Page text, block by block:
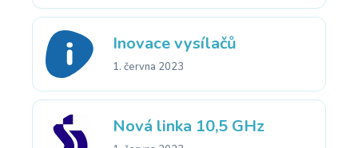
Inovace vysílačů
1. června 2023
Nová linka 10,5 GHz